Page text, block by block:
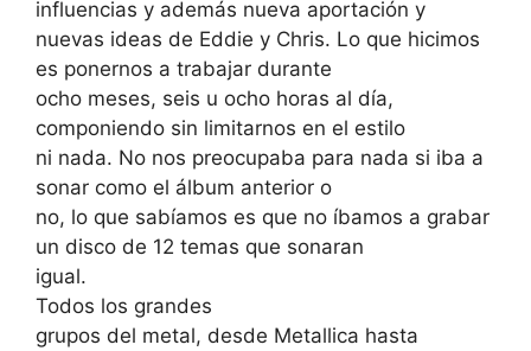
influencias y además nueva aportación y
nuevas ideas de Eddie y Chris. Lo que hicimos
es ponernos a trabajar durante
ocho meses, seis u ocho horas al día,
componiendo sin limitarnos en el estilo
ni nada. No nos preocupaba para nada si iba a
sonar como el álbum anterior o
no, lo que sabíamos es que no íbamos a grabar
un disco de 12 temas que sonaran
igual.
Todos los grandes
grupos del metal, desde Metallica hasta